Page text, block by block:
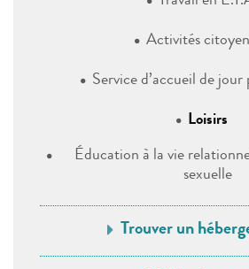
Activités
Service d’accueil de jour
Loisirs
Éducation à la vie
sexuelle
Trouver un